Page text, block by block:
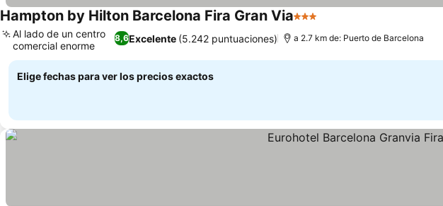
Hampton by Hilton Barcelona Fira Gran Via3 Estrellas
8,6Excelente (5.242 puntuaciones)
Al lado de un centro
comercial enorme
a 2.7 km de: Puerto de Barcelona
Elige fechas para ver los precios exactos